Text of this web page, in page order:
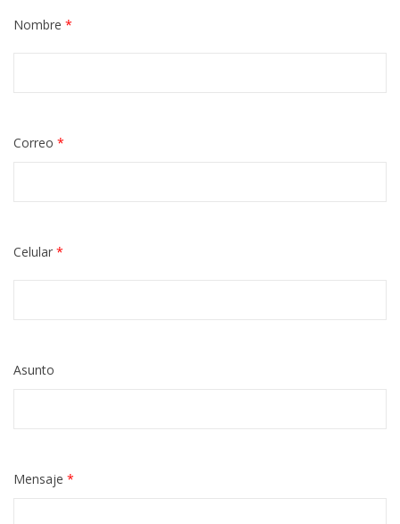
Nombre *
Correo *
Celular *
Asunto
Mensaje *